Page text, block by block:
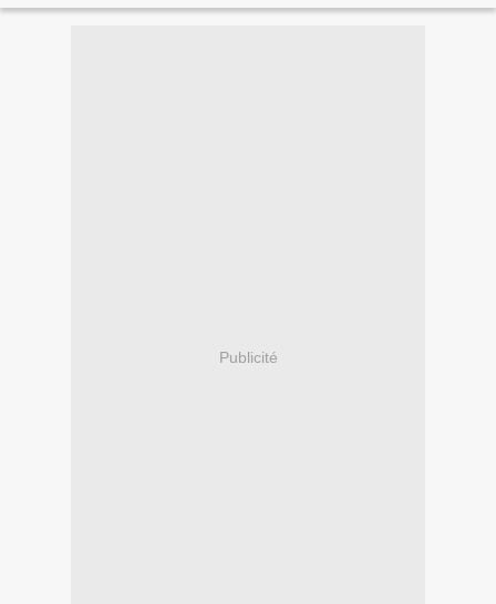
Publicité